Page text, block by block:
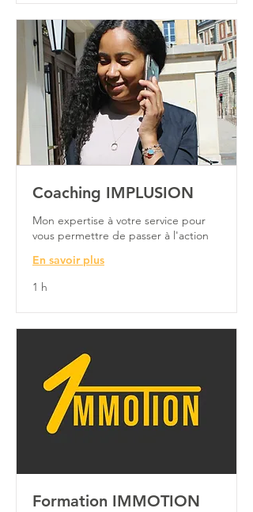
Coaching IMPLUSION
Mon expertise à votre service pour
vous permettre de passer à l'action
En savoir plus
1 h
Formation IMMOTION